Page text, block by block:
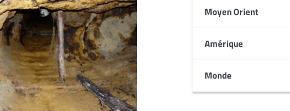
Moyen Orient
Amérique
Monde